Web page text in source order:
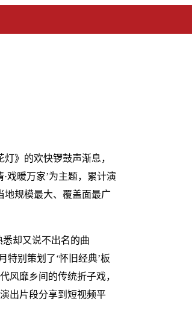
》的欢快锣鼓声渐息，
戏暖万家’为主题，累计演
地规模最大、覆盖面最广
却又说不出名的曲
特别策划了‘怀旧经典’板
风靡乡间的传统折子戏，
出片段分享到短视频平